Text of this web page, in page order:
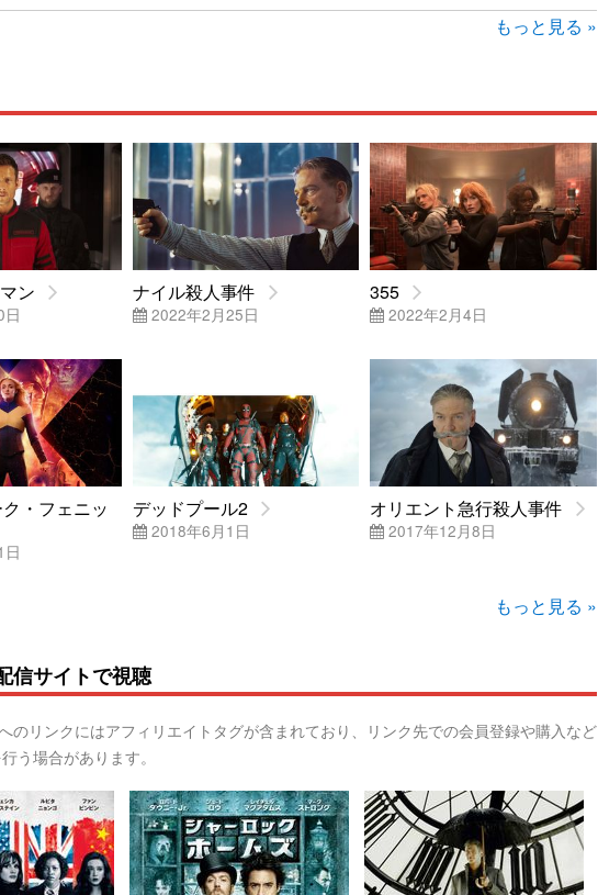
もっと見る »
ン ナイル殺人事件
2022年2月25日
355
2022年2月4日
・フェニッ
デッドプール2
2018年6月1日
オリエント急行殺人事件
2017年12月8日
もっと見る »
信サイトで視聴
のリンクにはアフィリエイトタグが含まれており、リンク先での会員登録や購入など
う場合があります。